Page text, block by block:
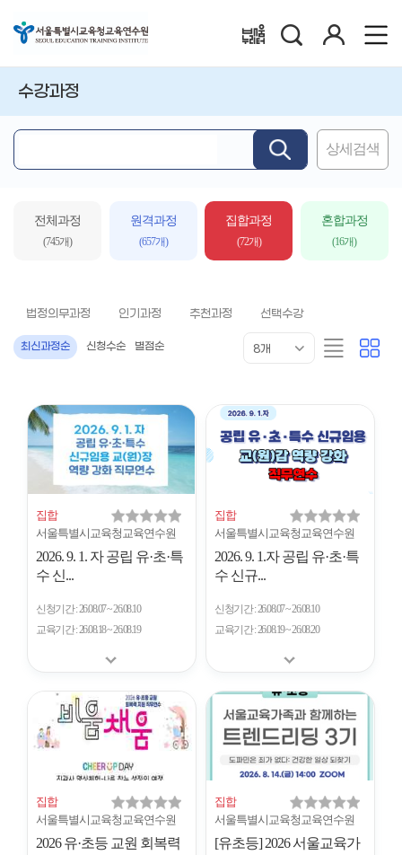
배움누리터
수강과정
심
상세검색
전체과정
(745개)
원격과정
(657개)
집합과정
(72개)
혼합과정
(16개)
법정의무과정 인기과정 추천과정 선택수강
최신과정순 신청수순 별점순
개
8개
리
스
카
드
집합
서울특별시교육청교육연수원
2026. 9. 1. 자 공립 유·초·특
수 신...
신청기간 26.08.07 ~ 26.08.10
교육기간 26.08.18 ~ 26.08.19
집합
서울특별시교육청교육연수원
2026. 9. 1.자 공립 유·초·특
수 신규...
신청기간 26.08.07 ~ 26.08.10
교육기간 26.08.19 ~ 26.08.20
집합
서울특별시교육청교육연수원
2026 유·초등 교원 회복력
집합
서울특별시교육청교육연수원
[유초등] 2026 서울교육가